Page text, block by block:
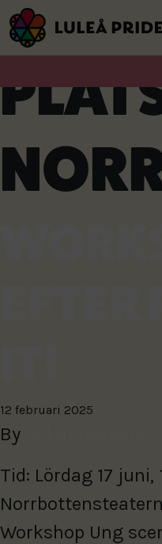
12 februari 2025
By
Tid: Lördag 17 juni,
Workshop Ung